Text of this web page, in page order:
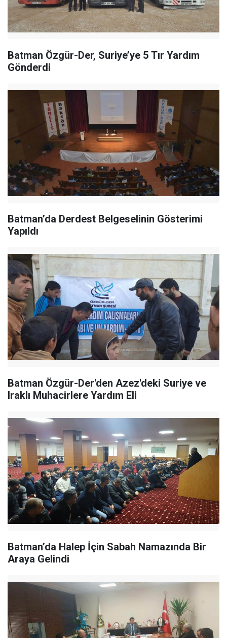
Batman Özgür-Der, Suriye’ye 5 Tır Yardım
Gönderdi
Batman’da Derdest Belgeselinin Gösterimi
Yapıldı
Batman Özgür-Der'den Azez'deki Suriye ve
Iraklı Muhacirlere Yardım Eli
Batman’da Halep İçin Sabah Namazında Bir
Araya Gelindi